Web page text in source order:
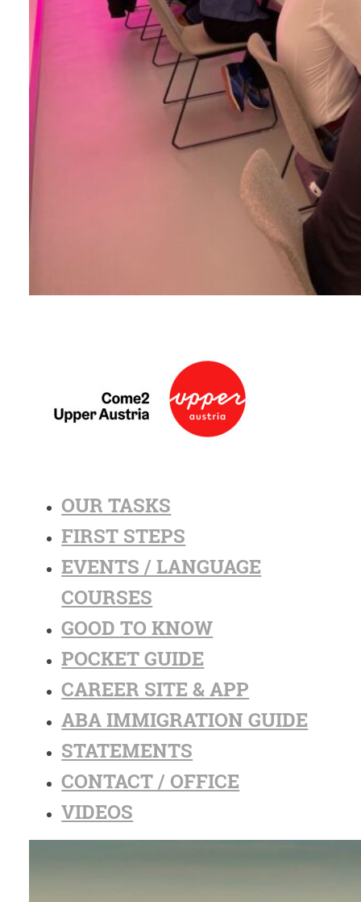
OUR TASKS
FIRST STEPS
EVENTS / LANGUAGE
COURSES
GOOD TO KNOW
POCKET GUIDE
CAREER SITE & APP
ABA IMMIGRATION GUIDE
STATEMENTS
CONTACT / OFFICE
VIDEOS